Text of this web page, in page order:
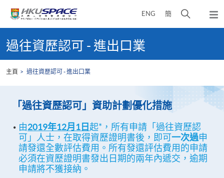
ENG 簡
開
彈
出
單
content
start過往資歷認可 - 進出口業
主頁 過往資歷認可 - 進出口業
「過往資歷認可」資助計劃優化措施
由2019年12月 1 日起*，所有申請「過往資歷認
可」人士，在取得資歷證明書後，即可一次過申
請發還全數評估費用。所有發還評估費用的申請
必須在資歷證明書發出日期的兩年內遞交，逾期
申請將不獲接納。